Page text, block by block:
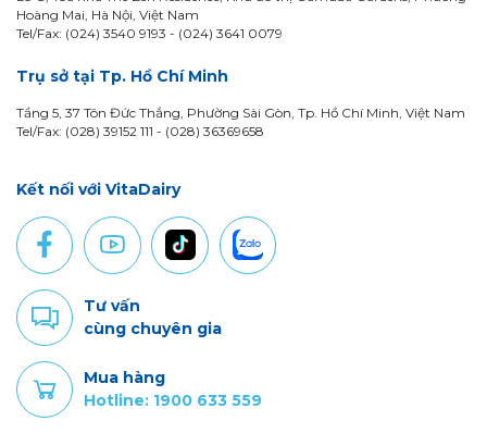
Hoàng Mai, Hà Nội, Việt Nam
Tel/Fax: (024) 3540 9193 - (024) 3641 0079
Trụ sở tại Tp. Hồ Chí Minh
Tầng 5, 37 Tôn Đức Thắng, Phường Sài Gòn, Tp. Hồ Chí Minh, Việt Nam
Tel/Fax: (028) 39152 111 - (028) 36369658
Kết nối với VitaDairy
Tư vấn
cùng chuyên gia
Mua hàng
Hotline: 1900 633 559